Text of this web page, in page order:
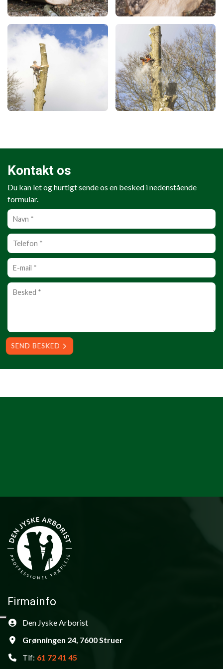
Kontakt os
Du kan let og hurtigt sende os en besked i nedenstående
formular.
Personlig
info
Firmainfo
Den Jyske Arborist
Grønningen 24, 7600 Struer
Tlf: 61 72 41 45